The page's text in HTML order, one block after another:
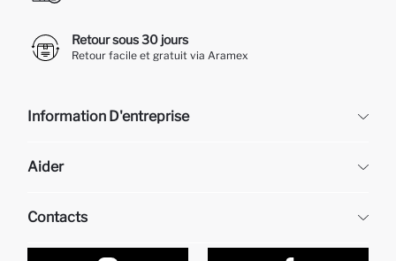
Retour sous 30 jours
Retour facile et gratuit via Aramex
Information D'entreprise
À propos de nous
Aider
Retour et changement
Suivi de la Commande
Contacts
Nos Magasins